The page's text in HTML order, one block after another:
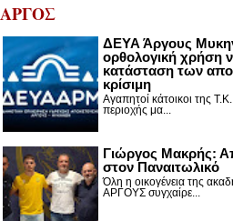
ΑΡΓΟΣ
ΔΕΥΑ Άργους
ορθολογική χρήση
κατάσταση των
κρίσιμη
Αγαπητοί κάτοικοι της
περιοχής μα...
Γιώργος Μακρής:
στον Παναιτωλικό
Όλη η οικογένεια της
ΑΡΓΟΥΣ συγχαίρε...